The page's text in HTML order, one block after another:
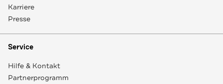
Karriere
Presse
Service
Hilfe & Kontakt
Partnerprogramm